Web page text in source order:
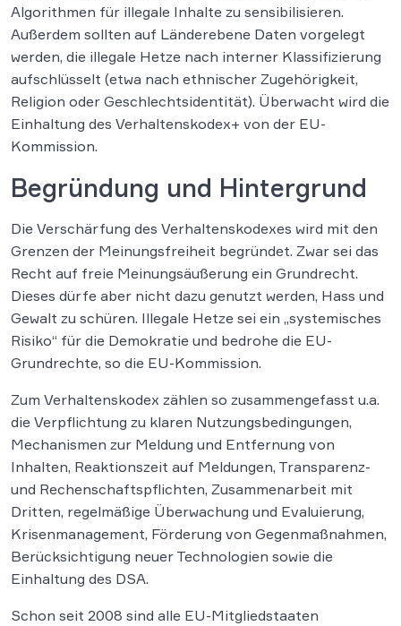
Algorithmen für illegale Inhalte zu sensibilisieren.
Außerdem sollten auf Länderebene Daten vorgelegt
werden, die illegale Hetze nach interner Klassifizierung
aufschlüsselt (etwa nach ethnischer Zugehörigkeit,
Religion oder Geschlechtsidentität). Überwacht wird die
Einhaltung des Verhaltenskodex+ von der EU-
Kommission.
Begründung und Hintergrund
Die Verschärfung des Verhaltenskodexes wird mit den
Grenzen der Meinungsfreiheit begründet. Zwar sei das
Recht auf freie Meinungsäußerung ein Grundrecht.
Dieses dürfe aber nicht dazu genutzt werden, Hass und
Gewalt zu schüren. Illegale Hetze sei ein „systemisches
Risiko“ für die Demokratie und bedrohe die EU-
Grundrechte, so die EU-Kommission.
Zum Verhaltenskodex zählen so zusammengefasst u.a.
die Verpflichtung zu klaren Nutzungsbedingungen,
Mechanismen zur Meldung und Entfernung von
Inhalten, Reaktionszeit auf Meldungen, Transparenz-
und Rechenschaftspflichten, Zusammenarbeit mit
Dritten, regelmäßige Überwachung und Evaluierung,
Krisenmanagement, Förderung von Gegenmaßnahmen,
Berücksichtigung neuer Technologien sowie die
Einhaltung des DSA.
Schon seit 2008 sind alle EU-Mitgliedstaaten